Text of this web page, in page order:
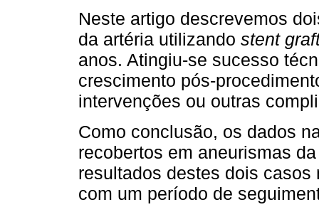
Neste artigo descrevemos
da artéria utilizando stent
anos. Atingiu-se sucesso
crescimento pós-
intervenções ou outras
Como conclusão, os dados
recobertos em aneurismas
resultados destes dois
com um período de